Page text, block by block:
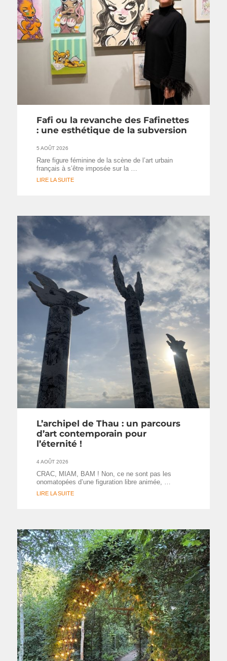
Fafi ou la revanche des Fafinettes
: une esthétique de la subversion
5 AOÛT 2026
Rare figure féminine de la scène de l’art urbain
français à s’être imposée sur la …
LIRE LA SUITE
L’archipel de Thau : un parcours
d’art contemporain pour
l’éternité !
4 AOÛT 2026
CRAC, MIAM, BAM ! Non, ce ne sont pas les
onomatopées d’une figuration libre animée, …
LIRE LA SUITE